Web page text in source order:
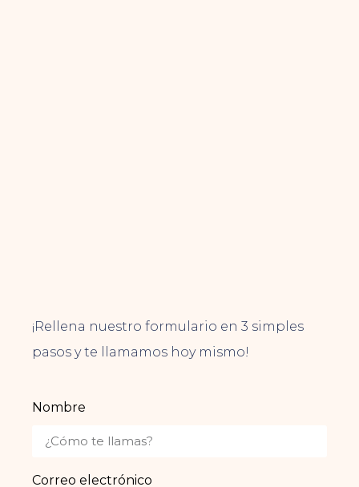
¡Rellena nuestro formulario en 3 simples
pasos y te llamamos hoy mismo!
Nombre
Correo electrónico